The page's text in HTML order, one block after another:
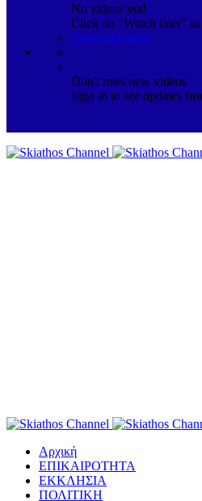
No videos yet!
Click on "Watch later" to
View all videos
Don't miss new videos
Sign in to see updates
Αρχική
ΕΠΙΚΑΙΡΟΤΗΤΑ
ΕΚΚΛΗΣΙΑ
ΠΟΛΙΤΙΚΗ